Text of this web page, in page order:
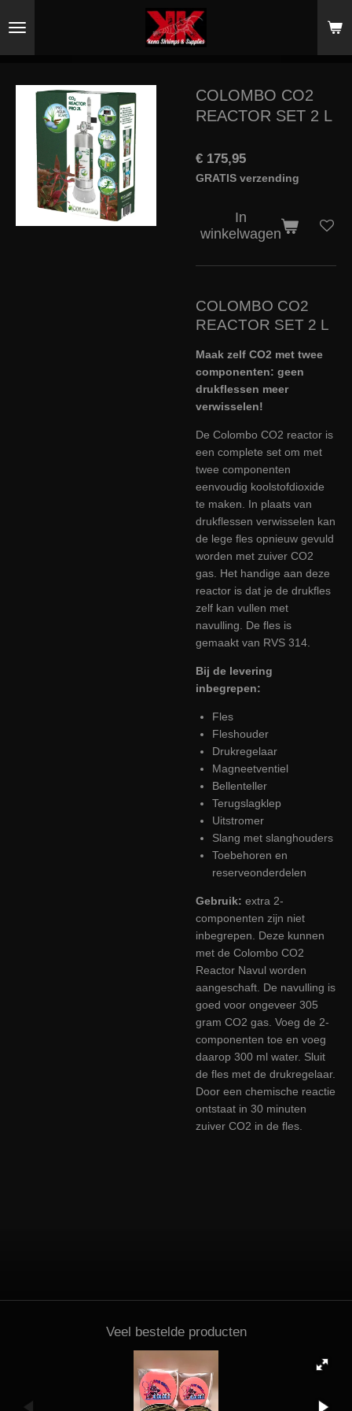
direct
hoofdinhoud
COLOMBO CO2
REACTOR SET 2 L
€ 175,95
GRATIS verzending
In
winkelwagen
COLOMBO CO2
REACTOR SET 2 L
Maak zelf CO2 met twee
componenten: geen
drukflessen meer
verwisselen!
De Colombo CO2 reactor is
een complete set om met
twee componenten
eenvoudig koolstofdioxide
te maken. In plaats van
drukflessen verwisselen kan
de lege fles opnieuw gevuld
worden met zuiver CO2
gas. Het handige aan deze
reactor is dat je de drukfles
zelf kan vullen met
navulling. De fles is
gemaakt van RVS 314.
Bij de levering
inbegrepen:
Fles
Fleshouder
Drukregelaar
Magneetventiel
Bellenteller
Terugslagklep
Uitstromer
Slang met slanghouders
Toebehoren en
reserveonderdelen
Gebruik: extra 2-
componenten zijn niet
inbegrepen. Deze kunnen
met de Colombo CO2
Reactor Navul worden
aangeschaft. De navulling is
goed voor ongeveer 305
gram CO2 gas. Voeg de 2-
componenten toe en voeg
daarop 300 ml water. Sluit
de fles met de drukregelaar.
Door een chemische reactie
ontstaat in 30 minuten
zuiver CO2 in de fles.
Veel bestelde producten